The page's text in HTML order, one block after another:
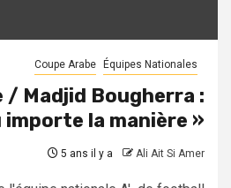
Coupe Arabe Équipes Nationales
/ Madjid Bougherra :
importe la manière »
5 ans il y a Ali Ait Si Amer